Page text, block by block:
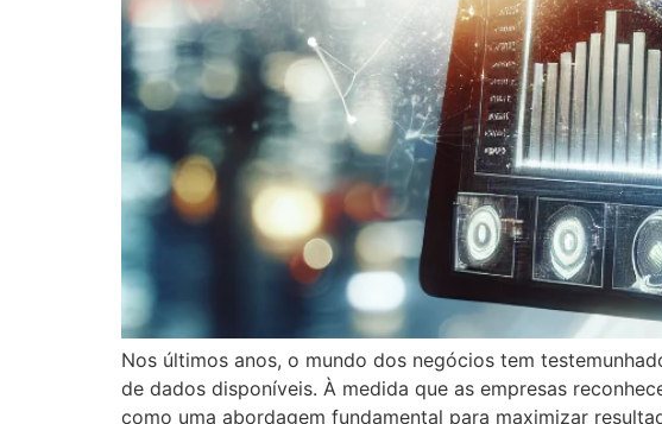
Nos últimos anos, o mundo dos negócios tem
de dados disponíveis. À medida que as empresas
como uma abordagem fundamental para maximizar